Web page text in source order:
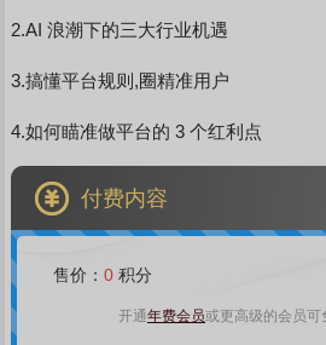
2.AI 浪潮下的三大行业机遇
3.搞懂平台规则,圈精准用户
4.如何瞄准做平台的 3 个红利点
付费内容
售价：0 积分
开通年费会员或更高级的会员可